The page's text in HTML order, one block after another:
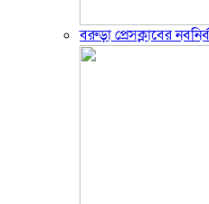
বরুড়া প্রেসক্লাবের